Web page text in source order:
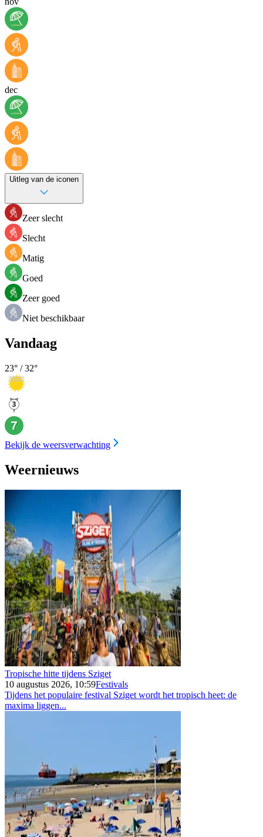
dec
Uitleg van de iconen
Zeer slecht
Slecht
Matig
Goed
Zeer goed
Niet beschikbaar
Vandaag
23° /32°
Bekijk de weersverwachting
Weernieuws
Tropische hitte tijdens Sziget
10 augustus 2026, 10:59Festivals
Tijdens het populaire festival Sziget wordt het tropisch heet: de
maxima liggen...